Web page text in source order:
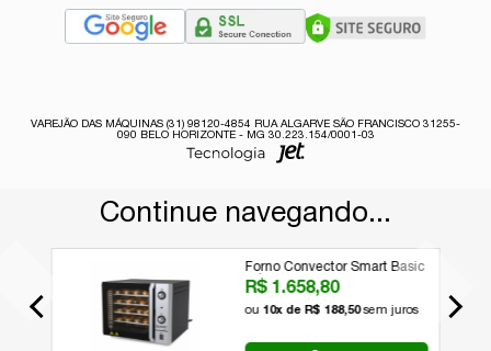
VAREJÃO DAS MÁQUINAS (31) 98120-4854 RUA ALGARVE SÃO FRANCISCO 31255-
090 BELO HORIZONTE - MG 30.223.154/0001-03